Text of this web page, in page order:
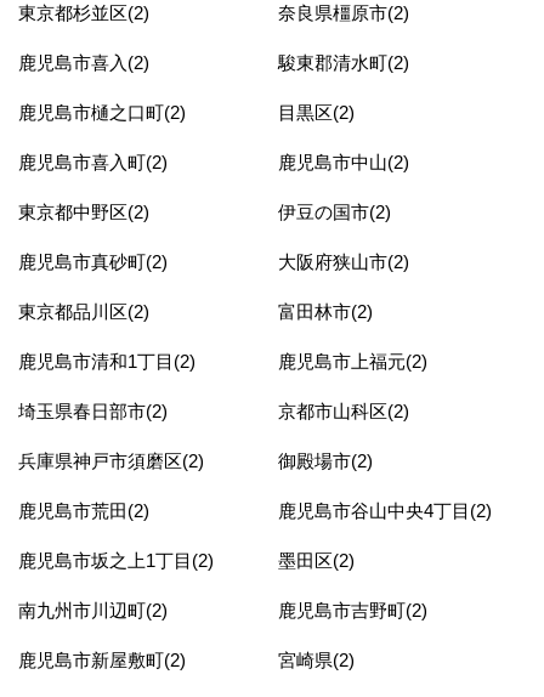
東京都杉並区(2) 奈良県橿原市(2)
鹿児島市喜入(2) 駿東郡清水町(2)
鹿児島市樋之口町(2) 目黒区(2)
鹿児島市喜入町(2) 鹿児島市中山(2)
東京都中野区(2) 伊豆の国市(2)
鹿児島市真砂町(2) 大阪府狭山市(2)
東京都品川区(2) 富田林市(2)
鹿児島市清和1丁目(2) 鹿児島市上福元(2)
埼玉県春日部市(2) 京都市山科区(2)
兵庫県神戸市須磨区(2) 御殿場市(2)
鹿児島市荒田(2) 鹿児島市谷山中央4丁目(2)
鹿児島市坂之上1丁目(2) 墨田区(2)
南九州市川辺町(2) 鹿児島市吉野町(2)
鹿児島市新屋敷町(2) 宮崎県(2)